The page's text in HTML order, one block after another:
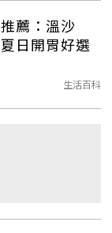
薦：溫沙
日開胃好選
生活百科